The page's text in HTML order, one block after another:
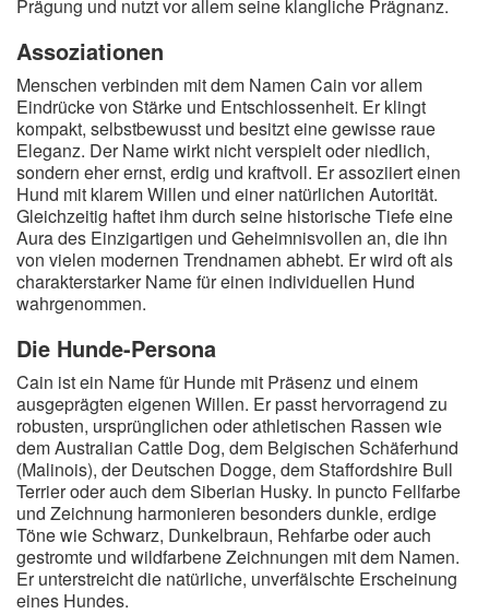
Suche
Prägung und nutzt vor allem seine klangliche Prägnanz.
Assoziationen
Menschen verbinden mit dem Namen Cain vor allem
Eindrücke von Stärke und Entschlossenheit. Er klingt
kompakt, selbstbewusst und besitzt eine gewisse raue
Eleganz. Der Name wirkt nicht verspielt oder niedlich,
sondern eher ernst, erdig und kraftvoll. Er assoziiert einen
Hund mit klarem Willen und einer natürlichen Autorität.
Gleichzeitig haftet ihm durch seine historische Tiefe eine
Aura des Einzigartigen und Geheimnisvollen an, die ihn
von vielen modernen Trendnamen abhebt. Er wird oft als
charakterstarker Name für einen individuellen Hund
wahrgenommen.
Die Hunde-Persona
Cain ist ein Name für Hunde mit Präsenz und einem
ausgeprägten eigenen Willen. Er passt hervorragend zu
robusten, ursprünglichen oder athletischen Rassen wie
dem Australian Cattle Dog, dem Belgischen Schäferhund
(Malinois), der Deutschen Dogge, dem Staffordshire Bull
Terrier oder auch dem Siberian Husky. In puncto Fellfarbe
und Zeichnung harmonieren besonders dunkle, erdige
Töne wie Schwarz, Dunkelbraun, Rehfarbe oder auch
gestromte und wildfarbene Zeichnungen mit dem Namen.
Er unterstreicht die natürliche, unverfälschte Erscheinung
eines Hundes.